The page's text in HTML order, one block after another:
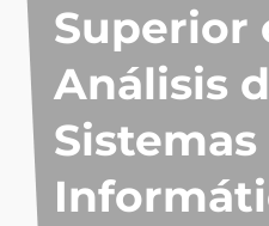
Superior
Análisis
Sistemas